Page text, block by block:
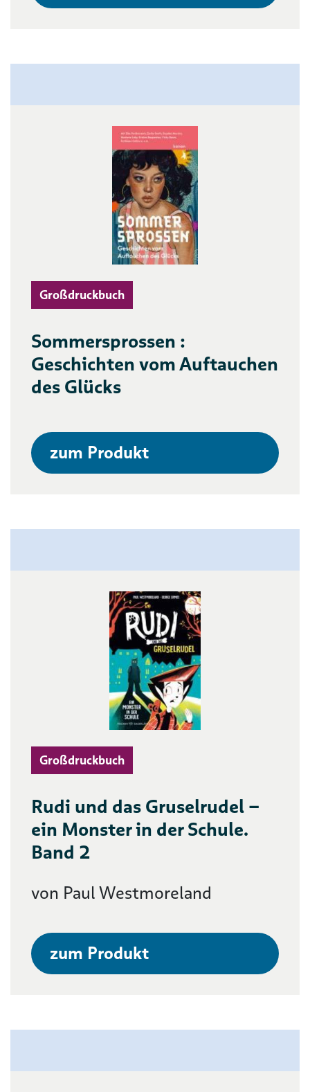
Großdruckbuch
Sommersprossen :
Geschichten vom Auftauchen
des Glücks
zum Produkt
Großdruckbuch
Rudi und das Gruselrudel –
ein Monster in der Schule.
Band 2
von Paul Westmoreland
zum Produkt